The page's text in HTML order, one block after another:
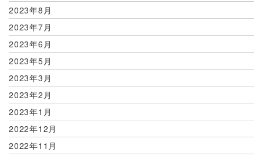
2023年8月
2023年7月
2023年6月
2023年5月
2023年3月
2023年2月
2023年1月
2022年12月
2022年11月